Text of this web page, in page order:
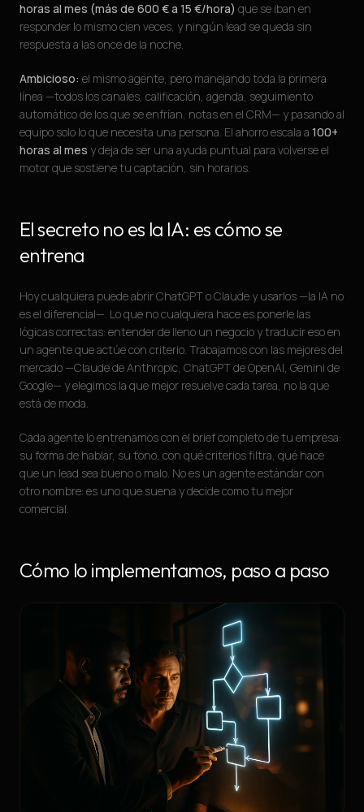
horas al mes (más de 600 € a 15 €/hora) que se iban en
responder lo mismo cien veces, y ningún lead se queda sin
respuesta a las once de la noche.
Ambicioso: el mismo agente, pero manejando toda la primera
línea —todos los canales, calificación, agenda, seguimiento
automático de los que se enfrían, notas en el CRM— y pasando al
equipo solo lo que necesita una persona. El ahorro escala a 100+
horas al mes y deja de ser una ayuda puntual para volverse el
motor que sostiene tu captación, sin horarios.
El secreto no es la IA: es cómo se
entrena
Hoy cualquiera puede abrir ChatGPT o Claude y usarlos —la IA no
es el diferencial—. Lo que no cualquiera hace es ponerle las
lógicas correctas: entender de lleno un negocio y traducir eso en
un agente que actúe con criterio. Trabajamos con las mejores del
mercado —Claude de Anthropic, ChatGPT de OpenAI, Gemini de
Google— y elegimos la que mejor resuelve cada tarea, no la que
está de moda.
Cada agente lo entrenamos con el brief completo de tu empresa:
su forma de hablar, su tono, con qué criterios filtra, qué hace
que un lead sea bueno o malo. No es un agente estándar con
otro nombre: es uno que suena y decide como tu mejor
comercial.
Cómo lo implementamos, paso a paso